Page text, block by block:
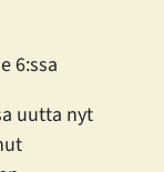
6:ssa
uutta nyt